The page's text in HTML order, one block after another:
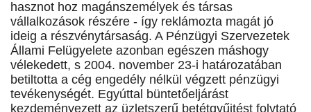
hasznot hoz magánszemélyek és társas
vállalkozások részére - így reklámozta magát jó
ideig a részvénytársaság. A Pénzügyi Szervezetek
Állami Felügyelete azonban egészen máshogy
vélekedett, s 2004. november 23-i határozatában
betiltotta a cég engedély nélkül végzett pénzügyi
tevékenységét. Egyúttal büntetőeljárást
kezdeményezett az üzletszerű betétgyűjtést folytató